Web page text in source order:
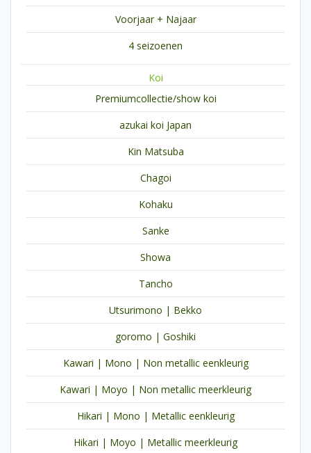
Voorjaar + Najaar
4 seizoenen
Koi
Premiumcollectie/show koi
azukai koi Japan
Kin Matsuba
Chagoi
Kohaku
Sanke
Showa
Tancho
Utsurimono | Bekko
goromo | Goshiki
Kawari | Mono | Non metallic eenkleurig
Kawari | Moyo | Non metallic meerkleurig
Hikari | Mono | Metallic eenkleurig
Hikari | Moyo | Metallic meerkleurig